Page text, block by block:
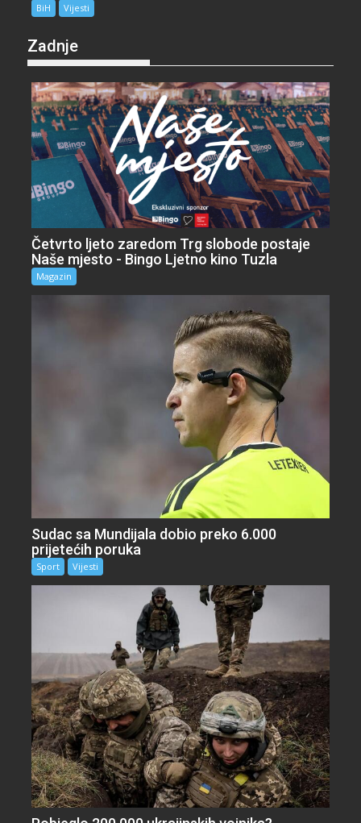
BiH Vijesti
Zadnje
Četvrto ljeto zaredom Trg slobode postaje
Naše mjesto - Bingo Ljetno kino Tuzla
Magazin
Sudac sa Mundijala dobio preko 6.000
prijetećih poruka
Sport Vijesti